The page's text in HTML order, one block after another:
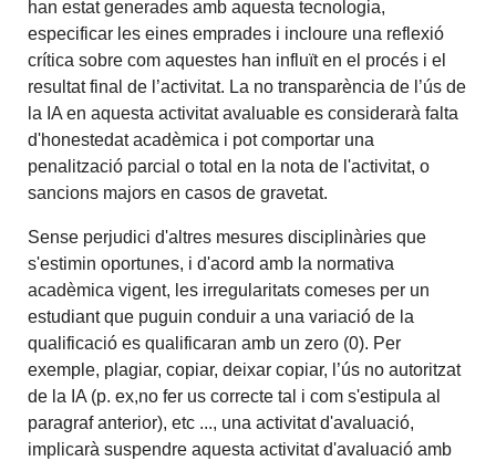
han estat generades amb aquesta tecnologia,
especificar les eines emprades i incloure una reflexió
crítica sobre com aquestes han influït en el procés i el
resultat final de l’activitat. La no transparència de l’ús de
la IA en aquesta activitat avaluable es considerarà falta
d'honestedat acadèmica i pot comportar una
penalització parcial o total en la nota de l'activitat, o
sancions majors en casos de gravetat.
Sense perjudici d'altres mesures disciplinàries que
s'estimin oportunes, i d'acord amb la normativa
acadèmica vigent, les irregularitats comeses per un
estudiant que puguin conduir a una variació de la
qualificació es qualificaran amb un zero (0). Per
exemple, plagiar, copiar, deixar copiar, l’ús no autoritzat
de la IA (p. ex,no fer us correcte tal i com s'estipula al
paragraf anterior), etc ..., una activitat d'avaluació,
implicarà suspendre aquesta activitat d'avaluació amb